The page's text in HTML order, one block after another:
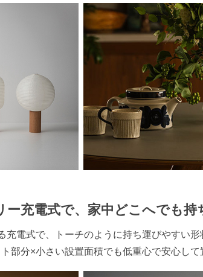
充電式で、 家中どこへでも持
充電式で、トーチのように持ち運びやすい
部分×小さい設置面積でも低重心で安心して